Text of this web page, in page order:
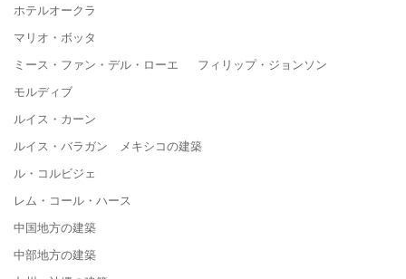
ホテルオークラ
マリオ・ボッタ
ミース・ファン・デル・ローエ フィリップ・ジョンソン
モルディブ
ルイス・カーン
ルイス・バラガン メキシコの建築
ル・コルビジェ
レム・コール・ハース
中国地方の建築
中部地方の建築